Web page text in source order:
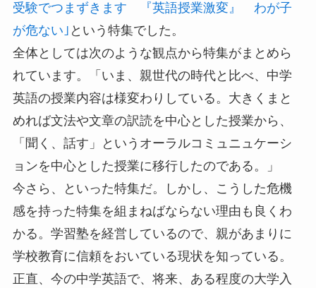
受験でつまずきます 『英語授業激変』 わが子
が危ない｣ という特集でした。
全体としては次のような観点から特集がまとめら
れています。「いま、親世代の時代と比べ、中学
英語の授業内容は様変わりしている。大きくまと
めれば文法や文章の訳読を中心とした授業から、
「聞く、話す」というオーラルコミュニュケーシ
ョンを中心とした授業に移行したのである。」
今さら、といった特集だ。しかし、こうした危機
感を持った特集を組まねばならない理由も良くわ
かる。学習塾を経営しているので、親があまりに
学校教育に信頼をおいている現状を知っている。
正直、今の中学英語で、将来、ある程度の大学入